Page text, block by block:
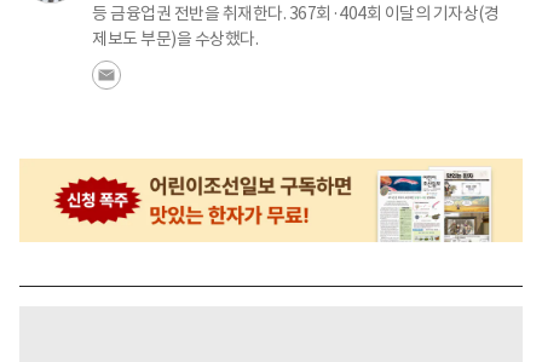
등 금융업권 전반을 취재한다. 367회·404회 이달의 기자상(경
제보도 부문)을 수상했다.